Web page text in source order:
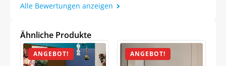
Alle Bewertungen anzeigen
Ähnliche Produkte
ANGEBOT! ANGEBOT!